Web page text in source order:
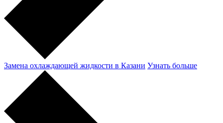
Замена охлаждающей жидкости в Казани Узнать больше